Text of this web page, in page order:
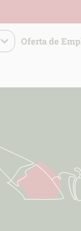
Oferta de